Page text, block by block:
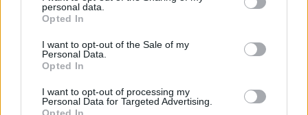
personal data.
Opted In
I want to opt-out of the Sale of my
Personal Data.
Opted In
I want to opt-out of processing my
Personal Data for Targeted Advertising.
Máltai kaland 7.